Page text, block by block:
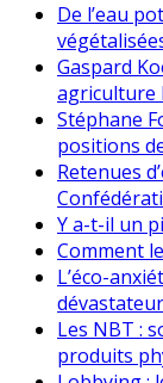
De l’eau
Gaspard
agriculture
Stéphane
positions
Retenues
Y a-t-il un
Comment
L’éco-
Les NBT :
produits